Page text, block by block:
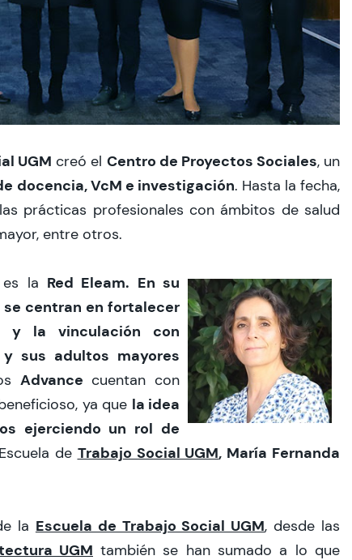
UGM creó el Centro de Proyectos Sociales, un
docencia, VcM e investigación. Hasta la fecha,
prácticas profesionales con ámbitos de salud
entre otros.
la Red Eleam. En su
centran en fortalecer
y la vinculación con
sus adultos mayores
Advance cuentan con
ya que la idea
ejerciendo un rol de
de Trabajo Social UGM, María Fernanda
la Escuela de Trabajo Social UGM, desde las
UGM también se han sumado a lo que